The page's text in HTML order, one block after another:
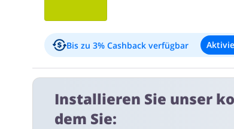
Bis zu 3% Cashback verfügbar
3% pro Sale
0,07€ für Rubbellos & KENO-Spielschein
Installieren Sie unser
dem Sie: